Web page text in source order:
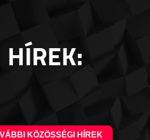
HÍREK:
KÖZÖSSÉGI HÍREK